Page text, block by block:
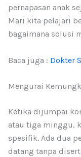
pernapasan anak
Mari kita pelajari
bagaimana solusi
Baca juga : Dokter
Mengurai
Ketika dijumpai
atau tiga minggu,
spesifik. Ada dua
datang tanpa